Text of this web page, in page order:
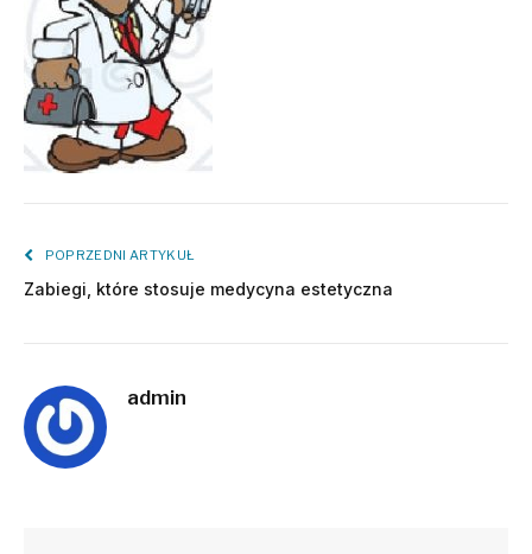
POPRZEDNI ARTYKUŁ
Zabiegi, które stosuje medycyna estetyczna
admin